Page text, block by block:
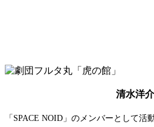
清水洋介
「SPACE NOID」のメンバーとして活